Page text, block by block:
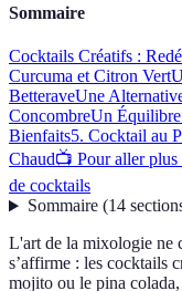
Sommaire
Cocktails Créatifs :
Curcuma et Citron Vert
BetteraveUne
ConcombreUn
Bienfaits5. Cocktail au
Chaud📺 Pour aller plus
de cocktails
Sommaire(14
L'art de la mixologie ne
s’affirme : les cocktails
mojito ou le pina